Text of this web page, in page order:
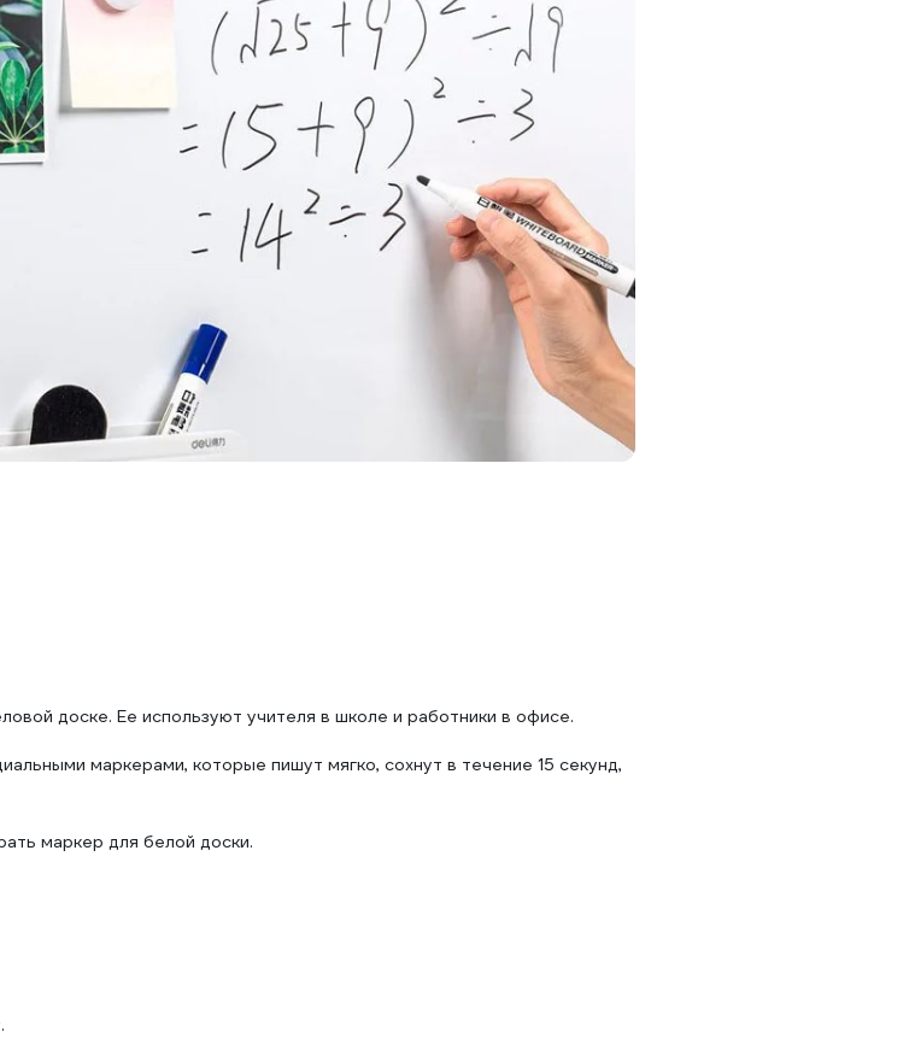
доске. Ее используют учителя в школе и работники в офисе.
маркерами, которые пишут мягко, сохнут в течение 15 секунд,
маркер для белой доски.